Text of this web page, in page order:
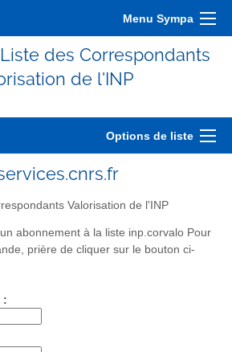
Menu Sympa
des Correspondants
de l'INP
Options de liste
Valorisation de l'INP
abonnement à la liste inp.corvalo Pour
prière de cliquer sur le bouton ci-
: